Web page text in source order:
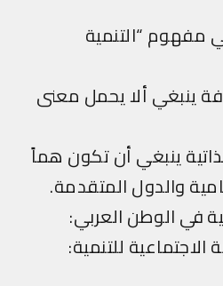
“التنمية
ينبغي ألا يحمل معنى
ينبغي أن تكون هماً
والدول المتقدمة.
الوطن العربي: